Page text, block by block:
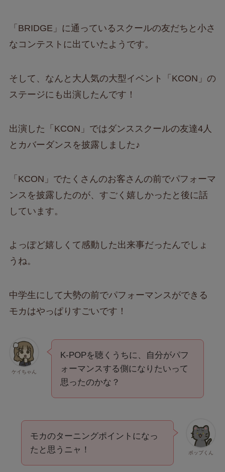
「BRIDGE」に通っているスクールの友だちと小さ
なコンテストに出ていたようです。
そして、なんと大人気の大型イベント「KCON」の
ステージにも出演したんです！
出演した「KCON」ではダンススクールの友達4人
とカバーダンスを披露しました♪
「KCON」でたくさんのお客さんの前でパフォーマ
ンスを披露したのが、すごく嬉しかったと後に話
しています。
よっぽど嬉しくて感動した出来事だったんでしょ
うね。
中学生にして大勢の前でパフォーマンスができる
モカはやっぱりすごいです！
ケイちゃん
K-POPを聴くうちに、自分がパフ
ォーマンスする側になりたいって
思ったのかな？
ポップくん
モカのターニングポイントになっ
たと思うニャ！